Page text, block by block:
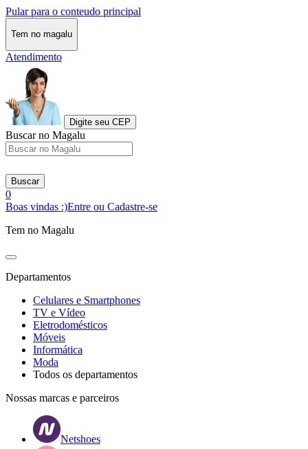
Pular para o conteudo principal
Tem no magalu
Atendimento
Digite seu CEP
Buscar no Magalu
Buscar
0
Boas vindas :)Entre ou Cadastre-se
Tem no Magalu
Departamentos
Celulares e Smartphones
TV e Vídeo
Eletrodomésticos
Móveis
Informática
Moda
Todos os departamentos
Nossas marcas e parceiros
Netshoes